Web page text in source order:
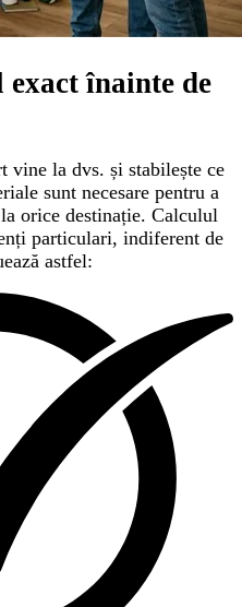
exact înainte de
vine la dvs. și stabilește ce
sunt necesare pentru a
orice destinație. Calculul
particulari, indiferent de
astfel: